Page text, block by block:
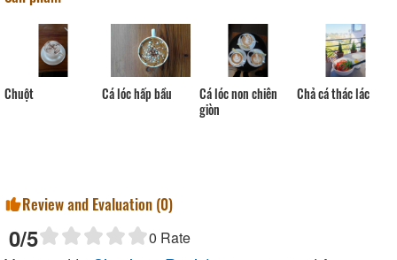
Cá lóc hấp bầu
Cá lóc non chiên
Chả cá thác lác Mực
Review and Evaluation (0)
0/5 0 Rate